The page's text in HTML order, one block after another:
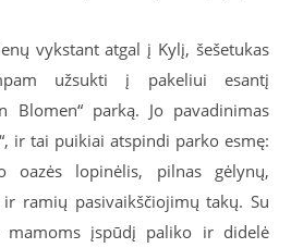
vykstant atgal į Kylį, šešetukas
užsukti į pakeliui esantį
Blomen“ parką. Jo pavadinimas
ir tai puikiai atspindi parko esmę:
oazės lopinėlis, pilnas gėlynų,
ramių pasivaikščiojimų takų. Su
mamoms įspūdį paliko ir didelė